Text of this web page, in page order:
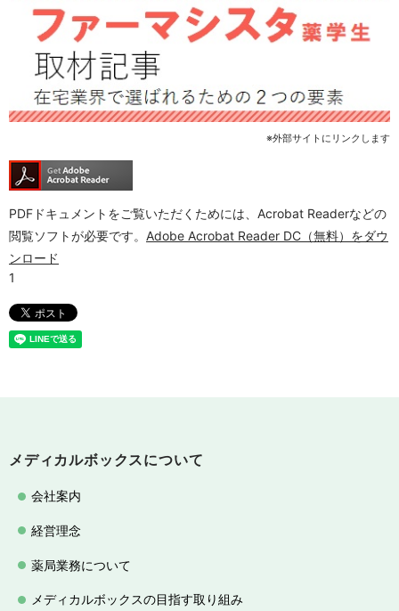
※外部サイトにリンクします
PDFドキュメントをご覧いただくためには、Acrobat Readerなどの
閲覧ソフトが必要です。 Adobe Acrobat Reader DC（無料）をダウ
ンロード
メディカルボックスについて
会社案内
経営理念
薬局業務について
メディカルボックスの目指す取り組み